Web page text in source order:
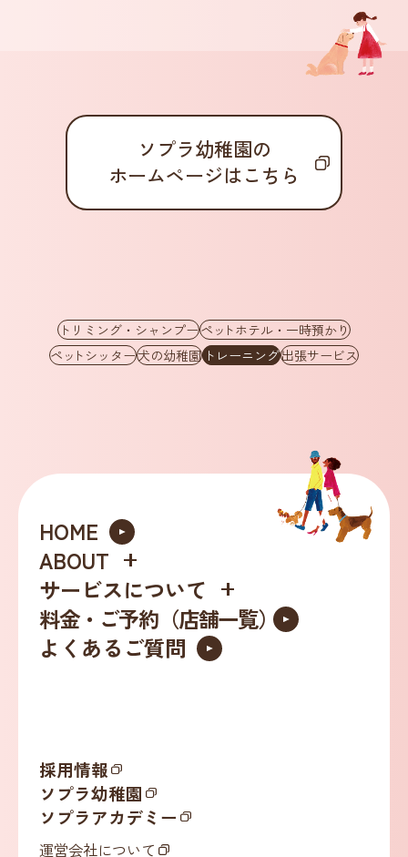
ソプラ幼稚園の
ホームページはこちら
トリミング・シャンプーペ ットホテル・一時預かり
ペ ットシッター犬の幼稚園トレーニング出張サービス
HOME
ABOUT
サービスについて
ッ
料金・ご予約（店舗一覧）
よくあるご質問
採用情報
ソプラ幼稚園
ソプラアカデミー
運営会社について